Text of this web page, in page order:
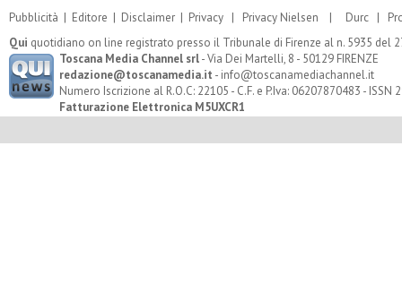
Pubblicità | Editore | Disclaimer | Privacy | Privacy Nielsen | Durc |
Qui quotidiano on line registrato presso il Tribunale di Firenze al n. 5935 del
Toscana Media Channel srl- Via Dei Martelli, 8 - 50129 FIRENZE
redazione@toscanamedia.it - info@toscanamediachannel.it
Numero Iscrizione al R.O.C: 22105 - C.F. e P.Iva: 06207870483 - ISSN
Fatturazione Elettronica M5UXCR1